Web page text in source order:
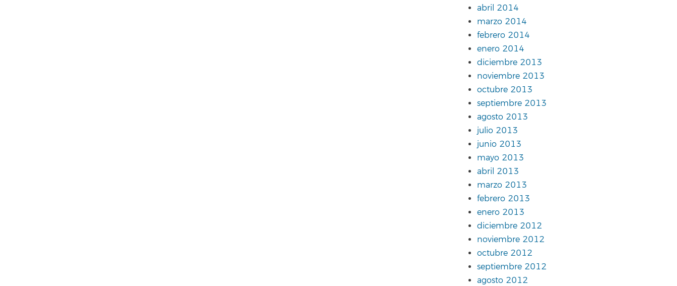
abril 2014
marzo 2014
febrero 2014
enero 2014
diciembre 2013
noviembre 2013
octubre 2013
septiembre 2013
agosto 2013
julio 2013
junio 2013
mayo 2013
abril 2013
marzo 2013
febrero 2013
enero 2013
diciembre 2012
noviembre 2012
octubre 2012
septiembre 2012
agosto 2012